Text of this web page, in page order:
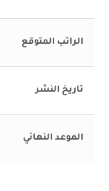
الراتب المتوقع
تاريخ النشر
الموعد النهائي